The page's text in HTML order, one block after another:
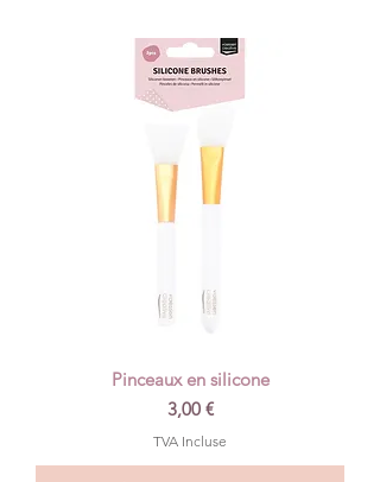
Pinceaux en silicone
Prix
3,00 €
TVA Incluse